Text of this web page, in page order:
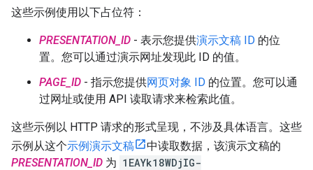
这些示例使用以下占位符：
PRESENTATION_ID - 表示您提供演示文稿 ID 的位
置。您可以通过演示网址发现此 ID 的值。
PAGE_ID - 指示您提供网页对象 ID 的位置。您可以通
过网址或使用 API 读取请求来检索此值。
这些示例以 HTTP 请求的形式呈现，不涉及具体语言。这些
示例从这个示例演示文稿
中读取数据，该演示文稿的
PRESENTATION_ID 为 1EAYk18WDjIG-